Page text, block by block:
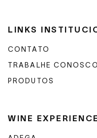
LINKS
CONTATO
TRABALHE CONOSCO
PRODUTOS
WINE EXPERIENCE